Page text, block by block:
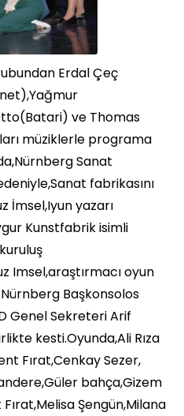
Erdal Çeç
ve Thomas
müziklerle programa
Sanat
fabrikasını
İmsel,Iyun yazarı
Kunstfabrik isimli
Imsel,araştırmacı oyun
Başkonsolos
Genel Sekreteri Arif
kesti.Oyunda,Ali Rıza
Fırat,Cenkay Sezer,
bahça,Gizem
Şengün,Milana